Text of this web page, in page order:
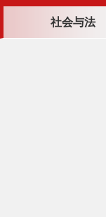
社会与法